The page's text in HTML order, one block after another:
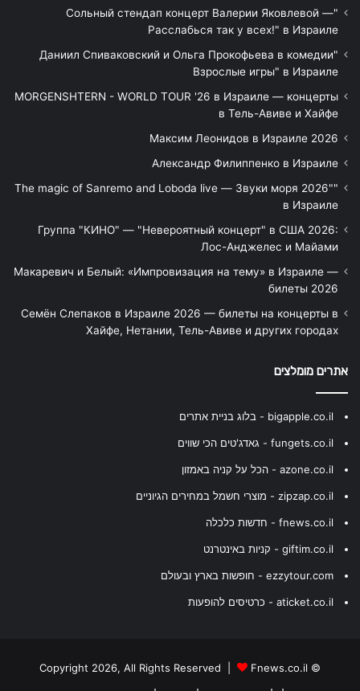
"Сольный стендап концерт Валерии Яковлевой —
Расслабься так у всех!" в Израиле
"Даниил Спиваковский и Ольга Прокофьева в комедии
Взрослые игры" в Израиле
MORGENSHTERN - WORLD TOUR '26 в Израиле — концерты
в Тель-Авиве и Хайфе
Максим Леонидов в Израиле 2026
Александр Филиппенко в Израиле
"The magic of Sanremo and Loboda live — Звуки моря 2026"
в Израиле
Группа "КИНО" — "Невероятный концерт" в США 2026:
Лос-Анджелес и Майами
Макаревич и Белый: «Импровизация на тему» в Израиле —
билеты 2026
Семён Слепаков в Израиле 2026 — билеты на концерты в
Хайфе, Нетании, Тель-Авиве и других городах
אתרים מומלצים
bigapple.co.il - בלוג בניית אתרים
fungets.co.il - גאדג'טים הכי שווים
azone.co.il - הכל על קניה באמזון
zipzap.co.il - מוצרי חשמל במחירים הגיוניים
fnews.co.il - חדשות כלכלה
giftim.co.il - קניות באינטרנט
ezzytour.com - חופשות בארץ ובעולם
aticket.co.il - כרטיסים להופעות
© Copyright 2026, All Rights Reserved |
Fnews.co.il